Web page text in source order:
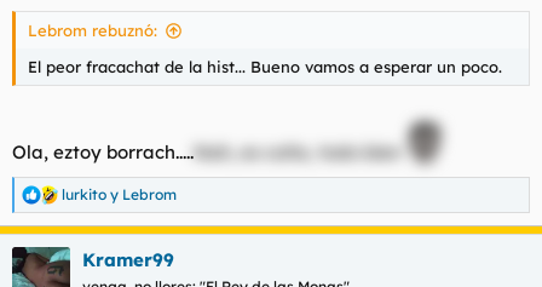
Lebrom rebuznó:
El peor fracachat de la hist... Bueno vamos a esperar un poco.
Ola, eztoy borrach..... Nah, es coña, todo bien
R
e
a
c
c
lurkito y Lebrom
Kramer99